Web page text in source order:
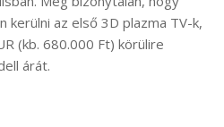
kerülni az első 3D plazma TV-k,
(kb. 680.000 Ft) körülire
árát.